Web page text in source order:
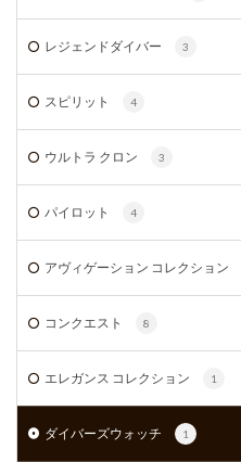
レジェンドダイバー 3
スピリット 4
ウルトラ クロン 3
パイロット 4
アヴィゲーション コレクション
コンクエスト 8
エレガンス コレクション 1
ダイバーズウォッチ 1